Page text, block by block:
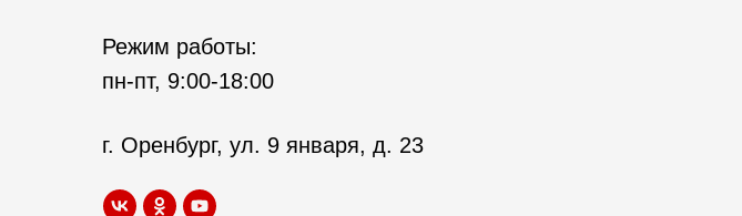
Режим работы:
пн-пт, 9:00-18:00
г. Оренбург, ул. 9 января, д. 23